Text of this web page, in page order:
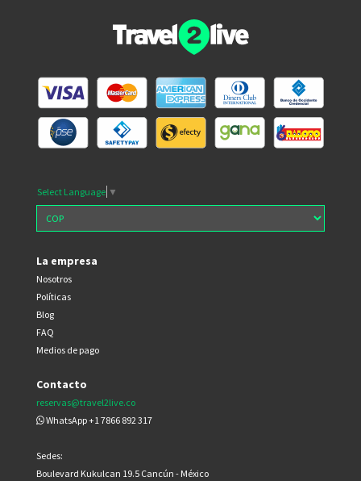
Select Language ▼
La empresa
Nosotros
Políticas
Blog
FAQ
Medios de pago
Contacto
reservas@travel2live.co
WhatsApp +1 7866 892 317
Sedes:
Boulevard Kukulcan 19.5 Cancún - México